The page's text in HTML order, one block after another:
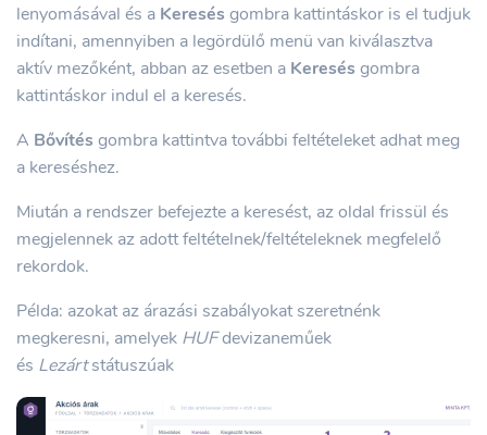
lenyomásával és a Keresés gombra kattintáskor is el tudjuk
indítani, amennyiben a legördülő menü van kiválasztva
aktív mezőként, abban az esetben a Keresés gombra
kattintáskor indul el a keresés.
A Bővítés gombra kattintva további feltételeket adhat meg
a kereséshez.
Miután a rendszer befejezte a keresést, az oldal frissül és
megjelennek az adott feltételnek/feltételeknek megfelelő
rekordok.
Példa: azokat az árazási szabályokat szeretnénk
megkeresni, amelyek HUFdevizaneműek
és Lezártstátuszúak